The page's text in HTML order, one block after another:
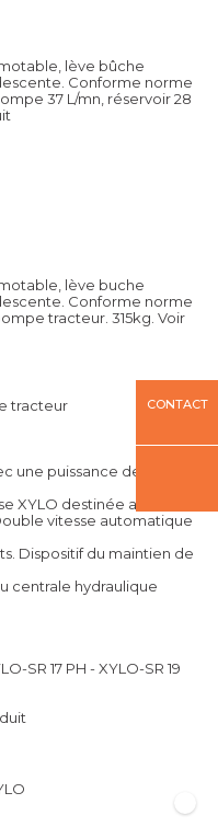
lève bûche
Conforme norme
37 L/mn, réservoir 28
lève buche
Conforme norme
tracteur. 315kg. Voir
tracteur
une puissance de
XYLO destinée aux
vitesse automatique
Dispositif du maintien de
centrale hydraulique
SR 17 PH - XYLO-SR 19
CONTACT